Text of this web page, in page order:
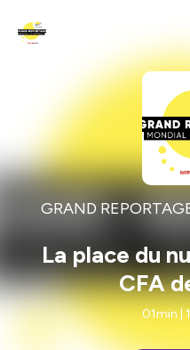
GRAND
La place du
CFA
01min |